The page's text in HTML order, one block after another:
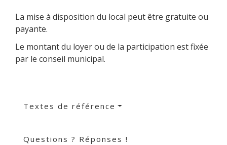
La mise à disposition du local peut être gratuite ou
payante.
Le montant du loyer ou de la participation est fixée
par le conseil municipal.
Textes de référence
Questions ? Réponses !